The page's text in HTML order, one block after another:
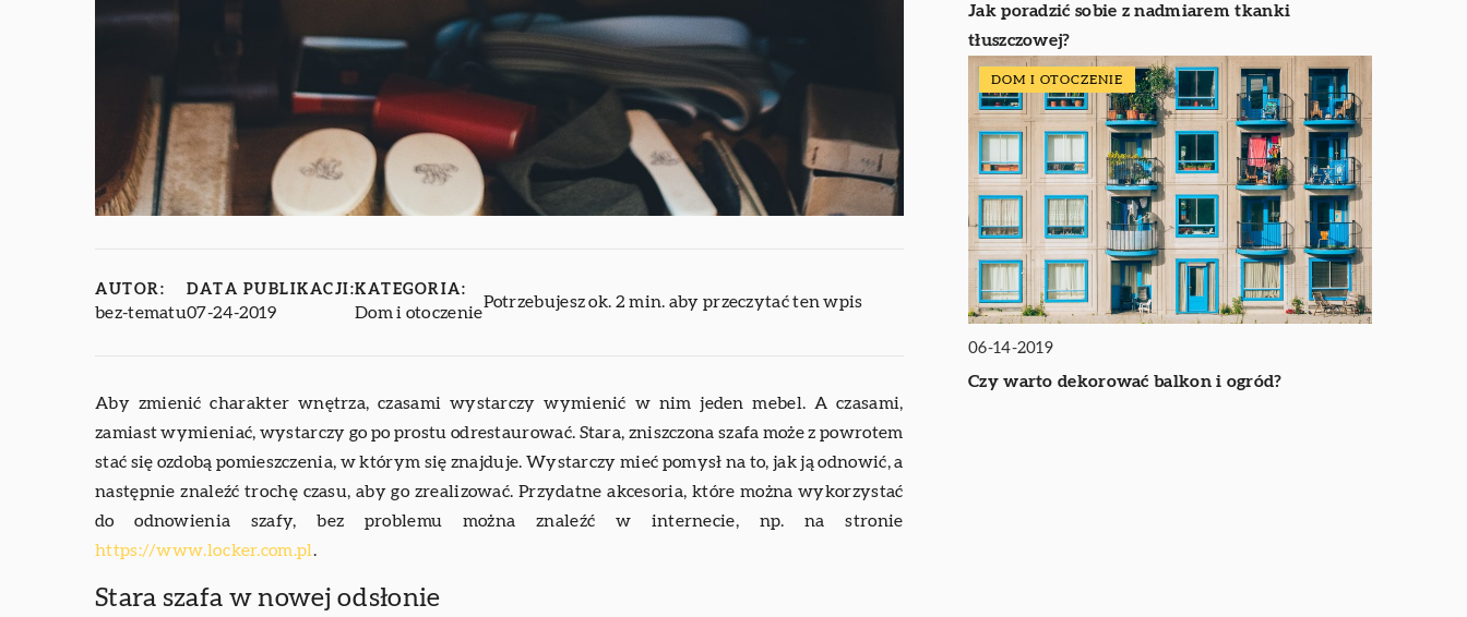
AUTOR:
bez-tematu
DATA PUBLIKACJI:
07-24-2019
KATEGORIA:
Dom i otoczenie
Potrzebujesz ok. 2 min. aby przeczytać ten wpis
Aby zmienić charakter wnętrza, czasami wystarczy wymienić w nim jeden mebel. A czasami,
zamiast wymieniać, wystarczy go po prostu odrestaurować. Stara, zniszczona szafa może z powrotem
stać się ozdobą pomieszczenia, w którym się znajduje. Wystarczy mieć pomysł na to, jak ją odnowić, a
następnie znaleźć trochę czasu, aby go zrealizować. Przydatne akcesoria, które można wykorzystać
do odnowienia szafy, bez problemu można znaleźć w internecie, np. na stronie
https://www.locker.com.pl .
Stara szafa w nowej odsłonie
Jak poradzić sobie z nadmiarem tkanki
tłuszczowej?
DOM I OTOCZENIE
06-14-2019
Czy warto dekorować balkon i ogród?